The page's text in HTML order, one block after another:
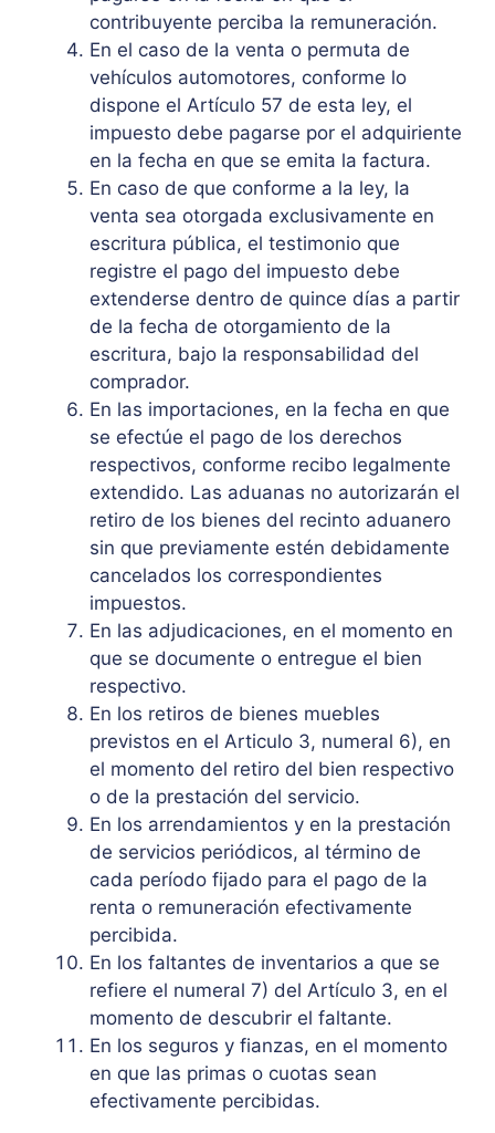
contribuyente perciba la remuneración.
En el caso de la venta o permuta de
vehículos automotores, conforme lo
dispone el Artículo 57 de esta ley, el
impuesto debe pagarse por el adquiriente
en la fecha en que se emita la factura.
En caso de que conforme a la ley, la
venta sea otorgada exclusivamente en
escritura pública, el testimonio que
registre el pago del impuesto debe
extenderse dentro de quince días a partir
de la fecha de otorgamiento de la
escritura, bajo la responsabilidad del
comprador.
En las importaciones, en la fecha en que
se efectúe el pago de los derechos
respectivos, conforme recibo legalmente
extendido. Las aduanas no autorizarán el
retiro de los bienes del recinto aduanero
sin que previamente estén debidamente
cancelados los correspondientes
impuestos.
En las adjudicaciones, en el momento en
que se documente o entregue el bien
respectivo.
En los retiros de bienes muebles
previstos en el Articulo 3, numeral 6), en
el momento del retiro del bien respectivo
o de la prestación del servicio.
En los arrendamientos y en la prestación
de servicios periódicos, al término de
cada período fijado para el pago de la
renta o remuneración efectivamente
percibida.
En los faltantes de inventarios a que se
refiere el numeral 7) del Artículo 3, en el
momento de descubrir el faltante.
En los seguros y fianzas, en el momento
en que las primas o cuotas sean
efectivamente percibidas.